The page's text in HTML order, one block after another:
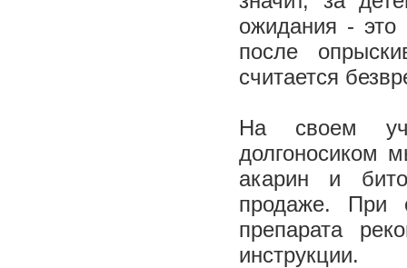
ожидания - это
после
считается
На своем
долгоносиком
акарин и
продаже. При
препарата
инструкции.